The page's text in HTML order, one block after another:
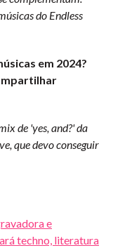
do Endless
em 2024?
de 'yes, and?' da
que devo conseguir
e
techno, literatura